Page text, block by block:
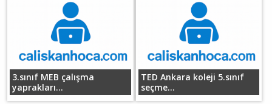
3.sınıf MEB çalışma
yaprakları...
TED Ankara koleji 5.sınıf
seçme...